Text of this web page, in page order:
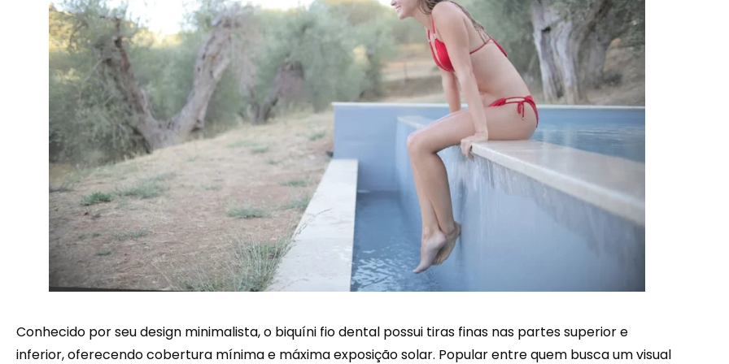
Conhecido por seu design minimalista, o biquíni fio dental possui tiras finas nas partes superior e
inferior, oferecendo cobertura mínima e máxima exposição solar. Popular entre quem busca um visual